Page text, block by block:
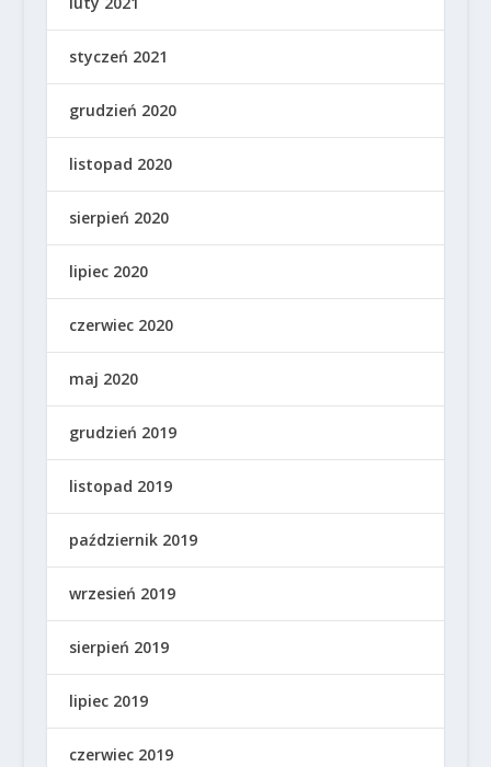
styczeń 2021
grudzień 2020
listopad 2020
sierpień 2020
lipiec 2020
czerwiec 2020
maj 2020
grudzień 2019
listopad 2019
październik 2019
wrzesień 2019
sierpień 2019
lipiec 2019
czerwiec 2019